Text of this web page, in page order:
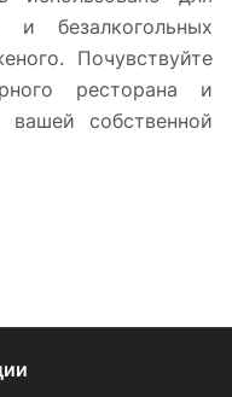
и безалкогольных
Почувствуйте
ресторана и
собственной